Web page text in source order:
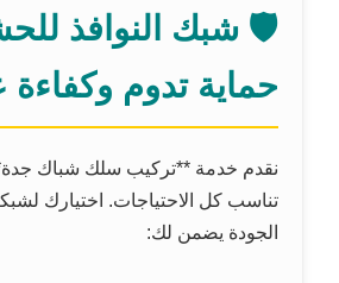
🛡️ شبك النوافذ
حماية تدوم وكفاءة
نقدم خدمة **تركيب سلك شباك جدة**
تناسب كل الاحتياجات. اختيارك
الجودة يضمن لك: